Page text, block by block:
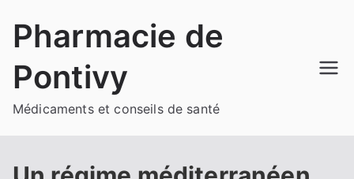
Pharmacie de
Pontivy
Médicaments et conseils de santé